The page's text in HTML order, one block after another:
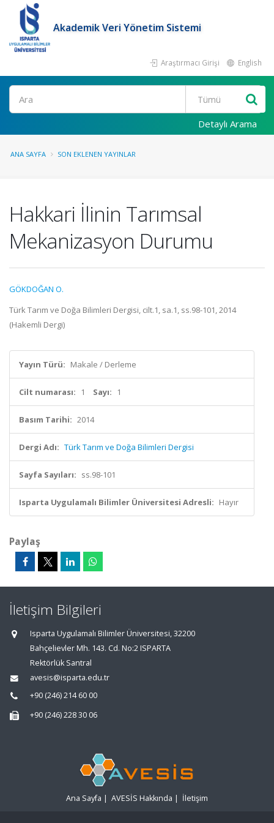
Akademik Veri Yönetim Sistemi
Araştırmacı Girişi English
Ara
Detaylı Arama
ANA SAYFA SON EKLENEN YAYINLAR
Hakkari İlinin Tarımsal
Mekanizasyon Durumu
GÖKDOĞAN O.
Türk Tarım ve Doğa Bilimleri Dergisi, cilt.1, sa.1, ss.98-101, 2014
(Hakemli Dergi)
Yayın Türü: Makale / Derleme
Cilt numarası: 1 Sayı: 1
Basım Tarihi: 2014
Dergi Adı: Türk Tarım ve Doğa Bilimleri Dergisi
Sayfa Sayıları: ss.98-101
Isparta Uygulamalı Bilimler Üniversitesi Adresli: Hayır
Paylaş
İletişim Bilgileri
Isparta Uygulamalı Bilimler Üniversitesi, 32200
Bahçelievler Mh. 143. Cd. No:2 ISPARTA
Rektörlük Santral
avesis@isparta.edu.tr
+90 (246) 214 60 00
+90 (246) 228 30 06
Ana Sayfa | AVESİS Hakkında | İletişim